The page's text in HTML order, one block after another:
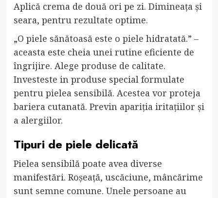
Aplică crema de două ori pe zi. Dimineața și
seara, pentru rezultate optime.
„O piele sănătoasă este o piele hidratată.” –
aceasta este cheia unei rutine eficiente de
îngrijire. Alege produse de calitate.
Investeste in produse special formulate
pentru pielea sensibilă. Acestea vor proteja
bariera cutanată. Previn apariția iritațiilor și
a alergiilor.
Tipuri de piele delicată
Pielea sensibilă poate avea diverse
manifestări. Roșeață, uscăciune, mâncărime
sunt semne comune. Unele persoane au